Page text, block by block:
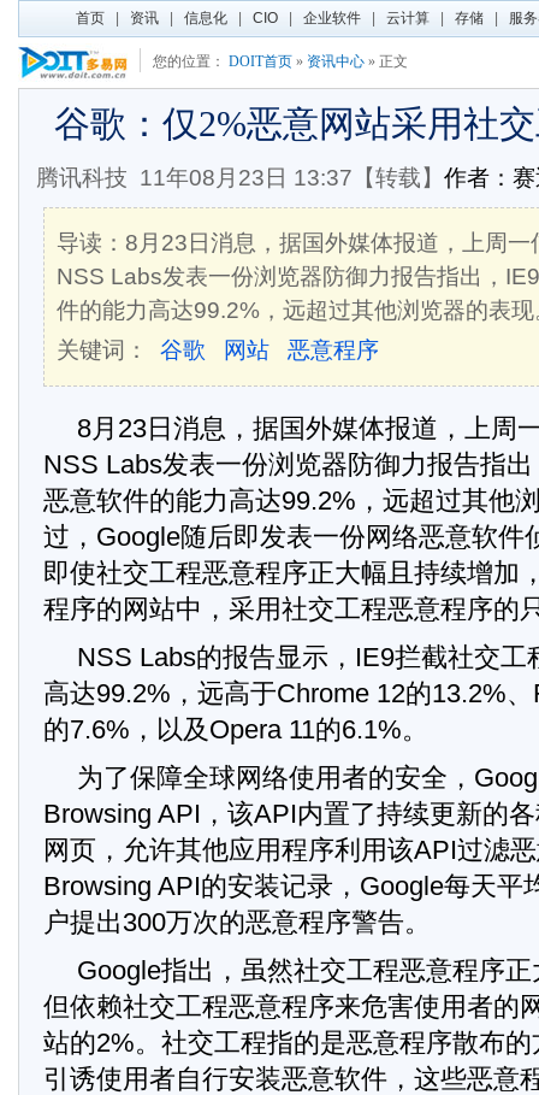
首页 资讯 信息化 CIO 企业软件 云计算 存储 服
您的位置： DOIT首页 » 资讯中心 » 正文
谷歌：仅2%恶意网站采用社
腾讯科技 11年08月23日 13:37【转载】 作者：
导读：8月23日消息，据国外媒体报道，上周一
NSS Labs发表一份浏览器防御力报告指出，
件的能力高达99.2%，远超过其他浏览器的表现
关键词：
谷歌 网站 恶意程序
8月23日消息，据国外媒体报道，上周
NSS Labs发表一份浏览器防御力报告指
恶意软件的能力高达99.2%，远超过其他
过，Google随后即发表一份网络恶意软件
即使社交工程恶意程序正大幅且持续增加
程序的网站中，采用社交工程恶意程序的
NSS Labs的报告显示，IE9拦截社交工
高达99.2%，远高于Chrome 12的13.2%
的7.6%，以及Opera 11的6.1%。
为了保障全球网络使用者的安全，
Browsing API，该API内置了持续更新的
网页，允许其他应用程序利用该API过滤
Browsing API的安装记录，Google每天平
户提出300万次的恶意程序警告。
Google指出，虽然社交工程恶意程序
但依赖社交工程恶意程序来危害使用者的
站的2%。社交工程指的是恶意程序散布
引诱使用者自行安装恶意软件，这些恶意